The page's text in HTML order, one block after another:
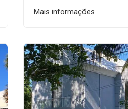
Mais informações